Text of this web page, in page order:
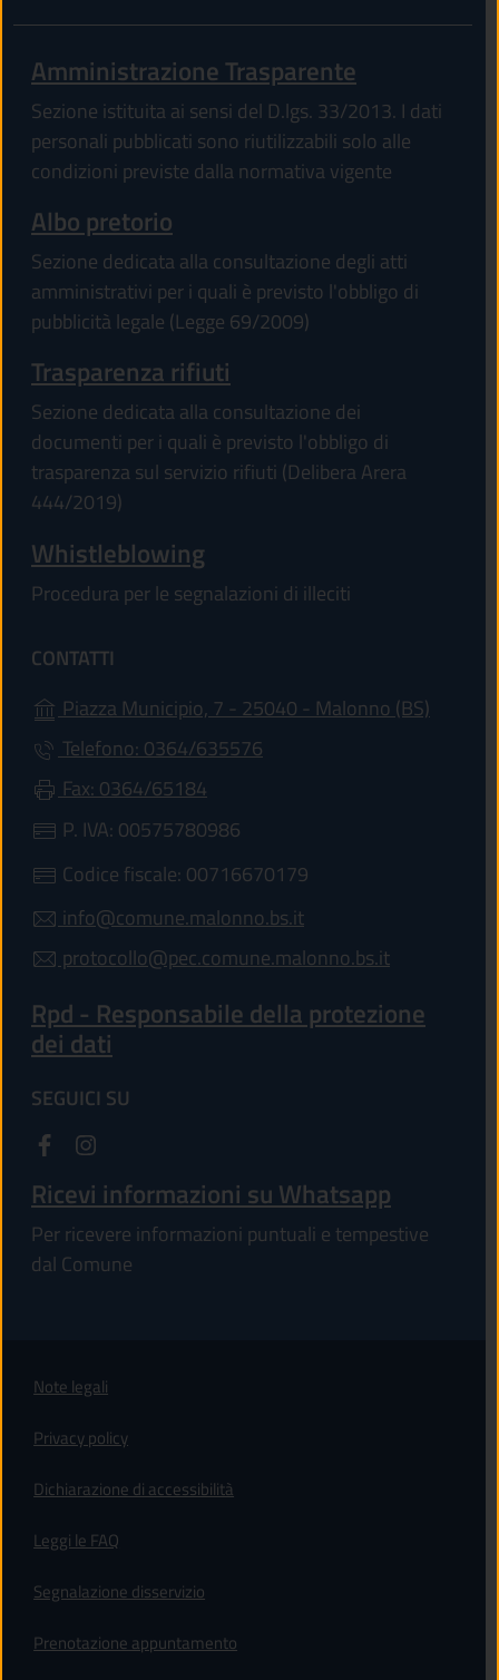
Amministrazione Trasparente
Sezione istituita ai sensi del D.lgs. 33/2013. I dati
personali pubblicati sono riutilizzabili solo alle
condizioni previste dalla normativa vigente
Albo pretorio
Sezione dedicata alla consultazione degli atti
amministrativi per i quali è previsto l'obbligo di
pubblicità legale (Legge 69/2009)
Trasparenza rifiuti
Sezione dedicata alla consultazione dei
documenti per i quali è previsto l'obbligo di
trasparenza sul servizio rifiuti (Delibera Arera
444/2019)
Whistleblowing
Procedura per le segnalazioni di illeciti
CONTATTI
Piazza Municipio, 7 - 25040 - Malonno (BS)
Telefono: 0364/635576
Fax: 0364/65184
P. IVA: 00575780986
Codice fiscale: 00716670179
info@comune.malonno.bs.it
protocollo@pec.comune.malonno.bs.it
Rpd - Responsabile della protezione
dei dati
SEGUICI SU
Ricevi informazioni su Whatsapp
Per ricevere informazioni puntuali e tempestive
dal Comune
Note legali
Privacy policy
Dichiarazione di accessibilità
Leggi le FAQ
Segnalazione disservizio
Prenotazione appuntamento